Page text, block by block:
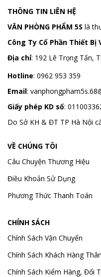
THÔNG TIN LIÊN HỆ
VĂN PHÒNG PHẨM 5S là
Công Ty Cổ Phần Thiết Bị
Địa chỉ: 192 Lê Trọng Tấn,
Hotline: 0962 953 359
Email:
Giấy phép KD số:
Do Sở KH & ĐT TP Hà Nội
VỀ CHÚNG TÔI
Câu Chuyện Thương Hiệu
Điều Khoản Sử Dụng
Phương Thức Thanh Toán
CHÍNH SÁCH
Chính Sách Vận Chuyển
Chính Sách Khách Hàng
Chính Sách Kiểm Hàng, Đổi